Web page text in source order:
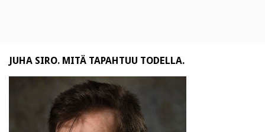
JUHA SIRO. MITÄ TAPAHTUU TODELLA.